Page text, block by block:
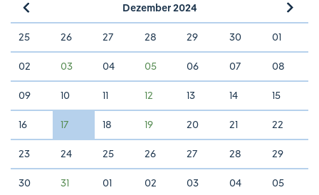
«
Dezember 2024 »
25 26 27 28 29 30 01
02 03 04 05 06 07 08
09 10 11 12 13 14 15
16 17 18 19 20 21 22
23 24 25 26 27 28 29
30 31 01 02 03 04 05